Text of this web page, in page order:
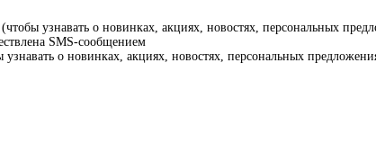
узнавать о новинках, акциях, новостях, персональных
SMS-сообщением
о новинках, акциях, новостях, персональных